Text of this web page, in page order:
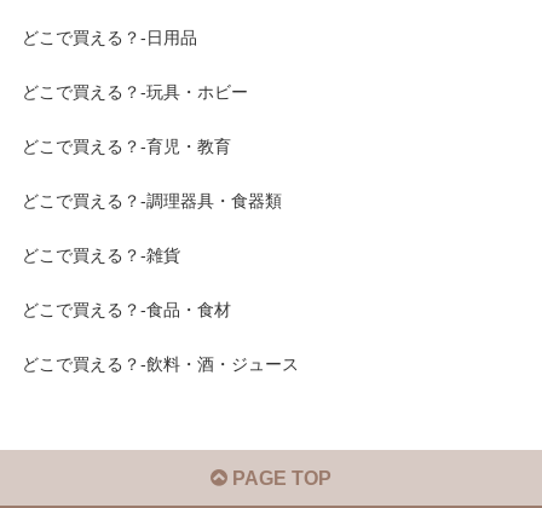
どこで買える？-日用品
どこで買える？-玩具・ホビー
どこで買える？-育児・教育
どこで買える？-調理器具・食器類
どこで買える？-雑貨
どこで買える？-食品・食材
どこで買える？-飲料・酒・ジュース
PAGE TOP